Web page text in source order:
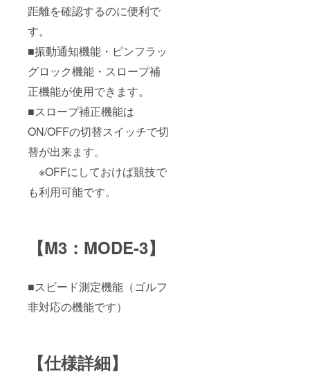
距離を確認するのに便利で
す。
■振動通知機能・ピンフラッ
グロック機能・スロープ補
正機能が使用できます。
■スロープ補正機能は
ON/OFFの切替スイッチで切
替が出来ます。
※OFFにしておけば競技で
も利用可能です。
【M3：MODE-3】
■スビード測定機能（ゴルフ
非対応の機能です）
【仕様詳細】